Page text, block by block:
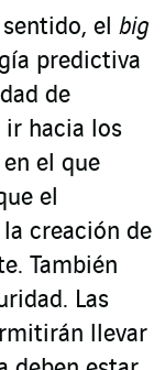
el big
predictiva
de
ir hacia los
en el que
el
creación de
También
Las
llevar